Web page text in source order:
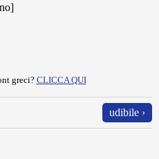
greci? CLICCA QUI
udibile ›